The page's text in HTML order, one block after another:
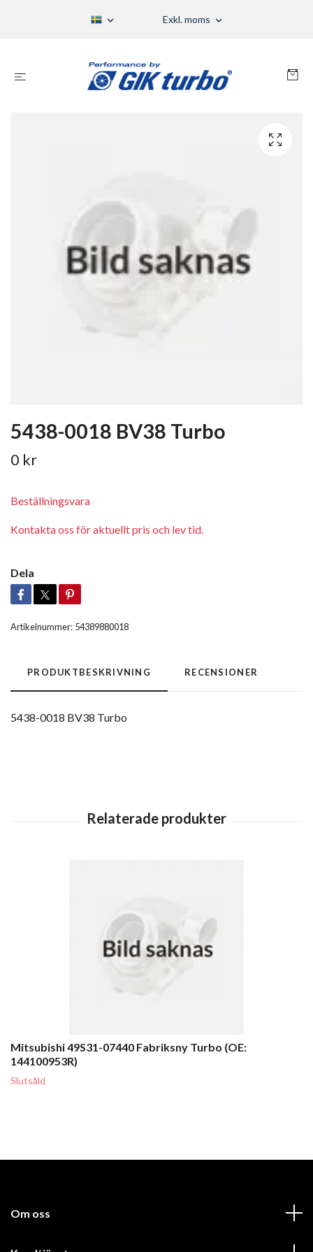
Exkl. moms
5438-0018 BV38 Turbo
0 kr
Beställningsvara
Kontakta oss för aktuellt pris och lev tid.
Dela
Artikelnummer: 54389880018
PRODUKTBESKRIVNING RECENSIONER
5438-0018 BV38 Turbo
Mitsubishi 49S31-07440 Fabriksny Turbo (OE:
144100953R)
Slutsåld
Om oss